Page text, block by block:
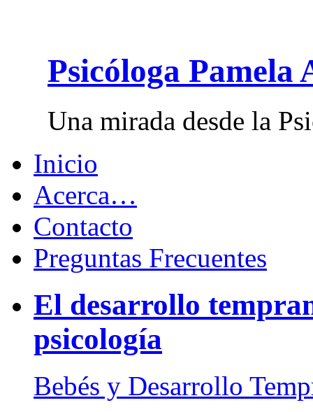
Psicóloga Pamela
Una mirada desde la
Inicio
Acerca…
Contacto
Preguntas Frecuentes
El desarrollo
psicología
Bebés y Desarrollo